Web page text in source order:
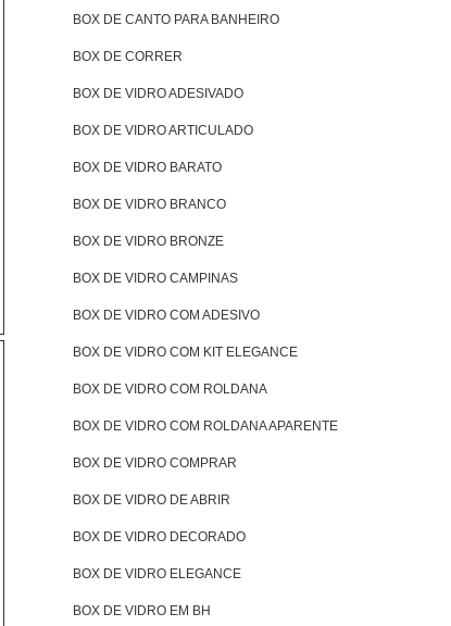
BOX DE CANTO PARA BANHEIRO
BOX DE CORRER
BOX DE VIDRO ADESIVADO
BOX DE VIDRO ARTICULADO
BOX DE VIDRO BARATO
BOX DE VIDRO BRANCO
BOX DE VIDRO BRONZE
BOX DE VIDRO CAMPINAS
BOX DE VIDRO COM ADESIVO
BOX DE VIDRO COM KIT ELEGANCE
BOX DE VIDRO COM ROLDANA
BOX DE VIDRO COM ROLDANA APARENTE
BOX DE VIDRO COMPRAR
BOX DE VIDRO DE ABRIR
BOX DE VIDRO DECORADO
BOX DE VIDRO ELEGANCE
BOX DE VIDRO EM BH